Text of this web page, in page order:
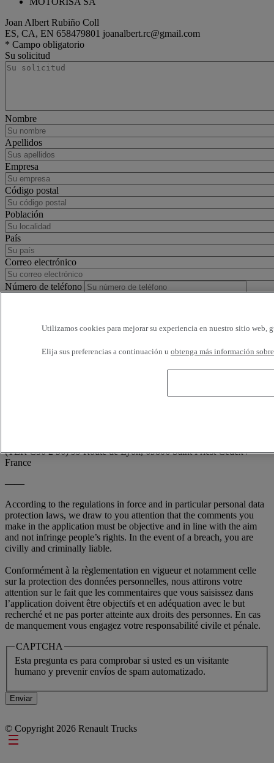
Joan Albert Rubiño Coll
ES, CA, EN 658479801 joanalbert.rc@gmail.com
rigid
Renault Trucks D
* Campo obligatorio
Su solicitud
Nombre
Apellidos
Empresa
Código postal
Población
País
Correo electrónico
Número de teléfono
red, con encuestas o información relativa a los productos y servicios
Conforme a la demanda de la CNIL (artículo 34 de la ley francesa
(TER C50 2 56) 99 Route de Lyon, 69806 Saint Priest Cedex /
France
——
According to the regulations in force and in particular personal data
protection laws, we draw to you attention that the comments you
make in the application must be objective and in line with the aim
and not infringe people’s rights. In the event of a breach, you are
civilly and criminally liable.
Conformément à la règlementation en vigueur et notamment celle
sur la protection des données personnelles, nous attirons votre
attention sur le fait que les commentaires que vous saisissez dans
l’application doivent être objectifs et en adéquation avec le but
recherché et ne pas porter atteinte aux droits des personnes. En cas
de manquement vous engagez votre responsabilité civile et pénale.
CAPTCHA
Esta pregunta es para comprobar si usted es un visitante
humano y prevenir envíos de spam automatizado.
© Copyright 2026 Renault Trucks
Footer
Utilizamos cookies para mejorar su experiencia en nuestro sitio web,
Elija sus preferencias a continuación u obtenga más información